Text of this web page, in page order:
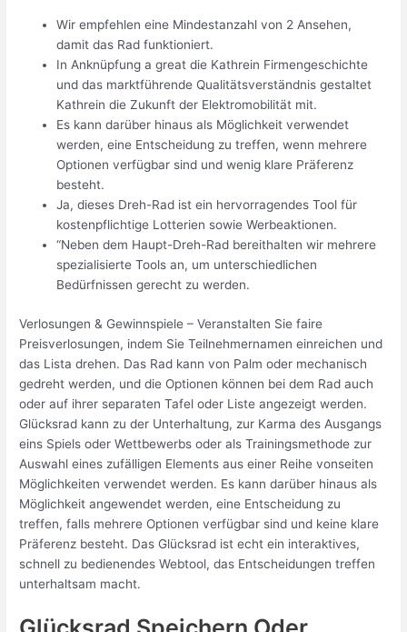
Wir empfehlen eine Mindestanzahl von 2 Ansehen,
damit das Rad funktioniert.
In Anknüpfung a great die Kathrein Firmengeschichte
und das marktführende Qualitätsverständnis gestaltet
Kathrein die Zukunft der Elektromobilität mit.
Es kann darüber hinaus als Möglichkeit verwendet
werden, eine Entscheidung zu treffen, wenn mehrere
Optionen verfügbar sind und wenig klare Präferenz
besteht.
Ja, dieses Dreh-Rad ist ein hervorragendes Tool für
kostenpflichtige Lotterien sowie Werbeaktionen.
“Neben dem Haupt-Dreh-Rad bereithalten wir mehrere
spezialisierte Tools an, um unterschiedlichen
Bedürfnissen gerecht zu werden.
Verlosungen & Gewinnspiele – Veranstalten Sie faire
Preisverlosungen, indem Sie Teilnehmernamen einreichen und
das Lista drehen. Das Rad kann von Palm oder mechanisch
gedreht werden, und die Optionen können bei dem Rad auch
oder auf ihrer separaten Tafel oder Liste angezeigt werden.
Glücksrad kann zu der Unterhaltung, zur Karma des Ausgangs
eins Spiels oder Wettbewerbs oder als Trainingsmethode zur
Auswahl eines zufälligen Elements aus einer Reihe vonseiten
Möglichkeiten verwendet werden. Es kann darüber hinaus als
Möglichkeit angewendet werden, eine Entscheidung zu
treffen, falls mehrere Optionen verfügbar sind und keine klare
Präferenz besteht. Das Glücksrad ist echt ein interaktives,
schnell zu bedienendes Webtool, das Entscheidungen treffen
unterhaltsam macht.